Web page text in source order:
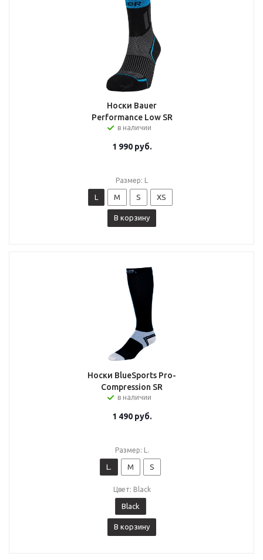
Носки Bauer
Performance Low SR
в наличии
1 990руб.
Размер: L
L M S XS
В корзину
Носки BlueSports Pro-
Compression SR
в наличии
1 490руб.
Размер: L.
L. M S
Цвет: Black
Black
В корзину